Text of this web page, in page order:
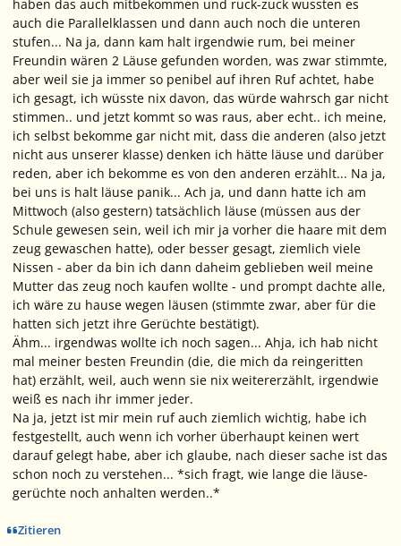
haben das auch mitbekommen und ruck-zuck wussten es
auch die Parallelklassen und dann auch noch die unteren
stufen... Na ja, dann kam halt irgendwie rum, bei meiner
Freundin wären 2 Läuse gefunden worden, was zwar stimmte,
aber weil sie ja immer so penibel auf ihren Ruf achtet, habe
ich gesagt, ich wüsste nix davon, das würde wahrsch gar nicht
stimmen.. und jetzt kommt so was raus, aber echt.. ich meine,
ich selbst bekomme gar nicht mit, dass die anderen (also jetzt
nicht aus unserer klasse) denken ich hätte läuse und darüber
reden, aber ich bekomme es von den anderen erzählt... Na ja,
bei uns is halt läuse panik... Ach ja, und dann hatte ich am
Mittwoch (also gestern) tatsächlich läuse (müssen aus der
Schule gewesen sein, weil ich mir ja vorher die haare mit dem
zeug gewaschen hatte), oder besser gesagt, ziemlich viele
Nissen - aber da bin ich dann daheim geblieben weil meine
Mutter das zeug noch kaufen wollte - und prompt dachte alle,
ich wäre zu hause wegen läusen (stimmte zwar, aber für die
hatten sich jetzt ihre Gerüchte bestätigt).
Ähm... irgendwas wollte ich noch sagen... Ahja, ich hab nicht
mal meiner besten Freundin (die, die mich da reingeritten
hat) erzählt, weil, auch wenn sie nix weitererzählt, irgendwie
weiß es nach ihr immer jeder.
Na ja, jetzt ist mir mein ruf auch ziemlich wichtig, habe ich
festgestellt, auch wenn ich vorher überhaupt keinen wert
darauf gelegt habe, aber ich glaube, nach dieser sache ist das
schon noch zu verstehen... *sich fragt, wie lange die läuse-
gerüchte noch anhalten werden..*
Zitieren